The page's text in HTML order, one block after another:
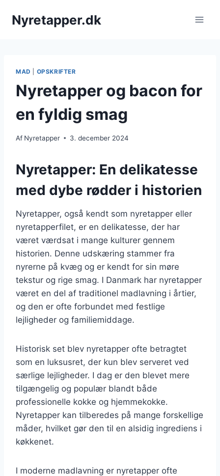
Nyretapper.dk
MAD OPSKRIFTER
Nyretapper og bacon for
en fyldig smag
Af Nyretapper 3. december 2024
Nyretapper: En delikatesse
med dybe rødder i historien
Nyretapper, også kendt som nyretapper eller
nyretapperfilet, er en delikatesse, der har
været værdsat i mange kulturer gennem
historien. Denne udskæring stammer fra
nyrerne på kvæg og er kendt for sin møre
tekstur og rige smag. I Danmark har nyretapper
været en del af traditionel madlavning i årtier,
og den er ofte forbundet med festlige
lejligheder og familiemiddage.
Historisk set blev nyretapper ofte betragtet
som en luksusret, der kun blev serveret ved
særlige lejligheder. I dag er den blevet mere
tilgængelig og populær blandt både
professionelle kokke og hjemmekokke.
Nyretapper kan tilberedes på mange forskellige
måder, hvilket gør den til en alsidig ingrediens i
køkkenet.
I moderne madlavning er nyretapper ofte